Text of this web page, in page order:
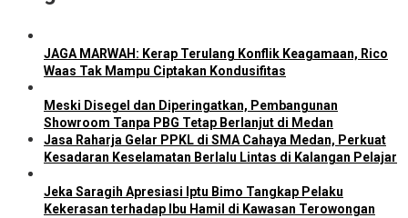
JAGA MARWAH: Kerap Terulang Konflik Keagamaan, Rico
Waas Tak Mampu Ciptakan Kondusifitas
Meski Disegel dan Diperingatkan, Pembangunan
Showroom Tanpa PBG Tetap Berlanjut di Medan
Jasa Raharja Gelar PPKL di SMA Cahaya Medan, Perkuat
Kesadaran Keselamatan Berlalu Lintas di Kalangan Pelajar
Jeka Saragih Apresiasi Iptu Bimo Tangkap Pelaku
Kekerasan terhadap Ibu Hamil di Kawasan Terowongan